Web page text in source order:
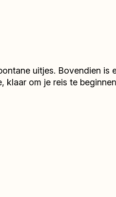
uitjes. Bovendien is
klaar om je reis te